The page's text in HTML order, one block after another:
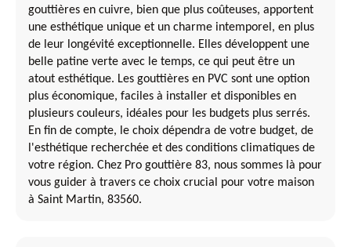
gouttières en cuivre, bien que plus coûteuses, apportent
une esthétique unique et un charme intemporel, en plus
de leur longévité exceptionnelle. Elles développent une
belle patine verte avec le temps, ce qui peut être un
atout esthétique. Les gouttières en PVC sont une option
plus économique, faciles à installer et disponibles en
plusieurs couleurs, idéales pour les budgets plus serrés.
En fin de compte, le choix dépendra de votre budget, de
l'esthétique recherchée et des conditions climatiques de
votre région. Chez Pro gouttière 83, nous sommes là pour
vous guider à travers ce choix crucial pour votre maison
à Saint Martin, 83560.